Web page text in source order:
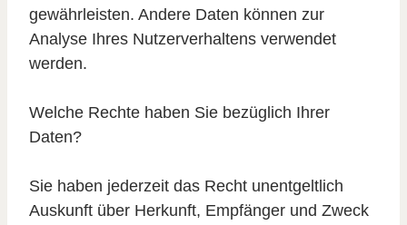
gewährleisten. Andere Daten können zur
Analyse Ihres Nutzerverhaltens verwendet
werden.
Welche Rechte haben Sie bezüglich Ihrer
Daten?
Sie haben jederzeit das Recht unentgeltlich
Auskunft über Herkunft, Empfänger und Zweck